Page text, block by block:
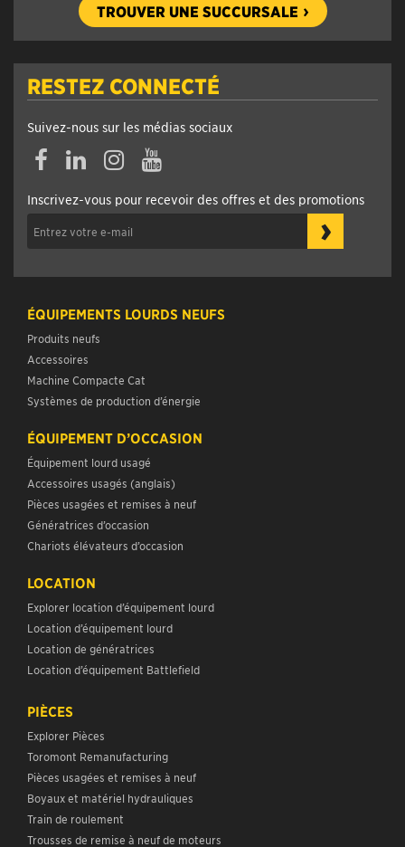
TROUVER UNE SUCCURSALE
RESTEZ CONNECTÉ
Suivez-nous sur les médias sociaux
FacebookLinkedinInstagramYouTube
Inscrivez-vous pour recevoir des offres et des promotions
›
ÉQUIPEMENTS LOURDS NEUFS
Produits neufs
Accessoires
Machine Compacte Cat
Systèmes de production d’énergie
ÉQUIPEMENT D’OCCASION
Équipement lourd usagé
Accessoires usagés (anglais)
Pièces usagées et remises à neuf
Génératrices d’occasion
Chariots élévateurs d’occasion
LOCATION
Explorer location d’équipement lourd
Location d’équipement lourd
Location de génératrices
Location d’équipement Battlefield
PIÈCES
Explorer Pièces
Toromont Remanufacturing
Pièces usagées et remises à neuf
Boyaux et matériel hydrauliques
Train de roulement
Trousses de remise à neuf de moteurs